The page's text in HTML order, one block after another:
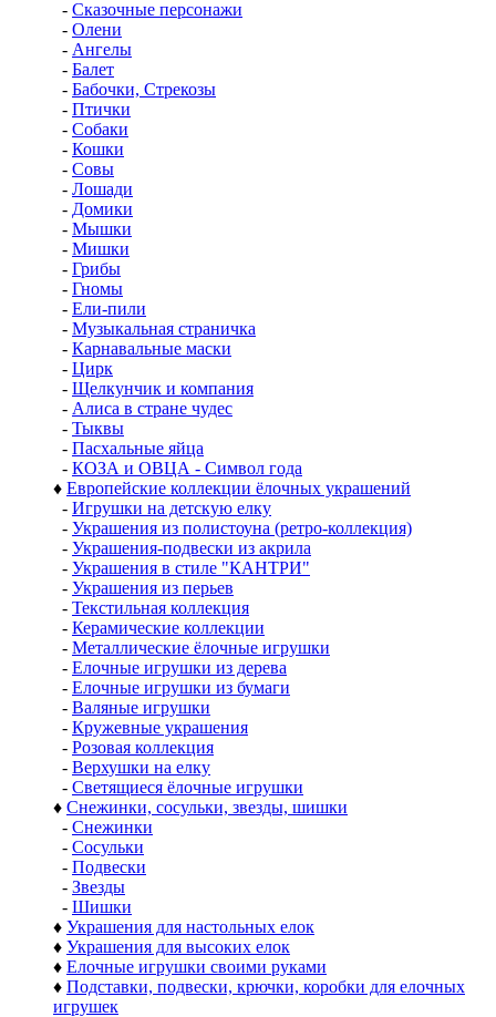
- Сказочные персонажи
- Олени
- Ангелы
- Балет
- Бабочки, Стрекозы
- Птички
- Собаки
- Кошки
- Совы
- Лошади
- Домики
- Мышки
- Мишки
- Грибы
- Гномы
- Ели-пили
- Музыкальная страничка
- Карнавальные маски
- Цирк
- Щелкунчик и компания
- Алиса в стране чудес
- Тыквы
- Пасхальные яйца
- КОЗА и ОВЦА - Символ года
♦ Европейские коллекции ёлочных украшений
- Игрушки на детскую елку
- Украшения из полистоуна (ретро-коллекция)
- Украшения-подвески из акрила
- Украшения в стиле "КАНТРИ"
- Украшения из перьев
- Текстильная коллекция
- Керамические коллекции
- Металлические ёлочные игрушки
- Елочные игрушки из дерева
- Елочные игрушки из бумаги
- Валяные игрушки
- Кружевные украшения
- Розовая коллекция
- Верхушки на елку
- Светящиеся ёлочные игрушки
♦ Снежинки, сосульки, звезды, шишки
- Снежинки
- Сосульки
- Подвески
- Звезды
- Шишки
♦ Украшения для настольных елок
♦ Украшения для высоких елок
♦ Елочные игрушки своими руками
♦ Подставки, подвески, крючки, коробки для елочных
игрушек